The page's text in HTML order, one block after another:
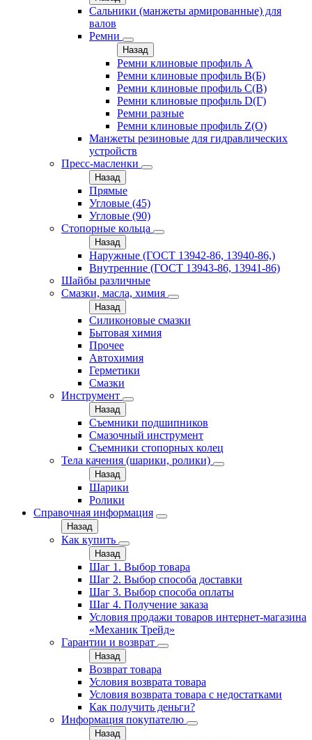
Сальники (манжеты армированные) для
валов
Ремни
Назад
Ремни клиновые профиль A
Ремни клиновые профиль B(Б)
Ремни клиновые профиль C(В)
Ремни клиновые профиль D(Г)
Ремни разные
Ремни клиновые профиль Z(О)
Манжеты резиновые для гидравлических
устройств
Пресс-масленки
Назад
Прямые
Угловые (45)
Угловые (90)
Стопорные кольца
Назад
Наружные (ГОСТ 13942-86, 13940-86,)
Внутренние (ГОСТ 13943-86, 13941-86)
Шайбы различные
Смазки, масла, химия
Назад
Силиконовые смазки
Бытовая химия
Прочее
Автохимия
Герметики
Смазки
Инструмент
Назад
Съемники подшипников
Смазочный инструмент
Съемники стопорных колец
Тела качения (шарики, ролики)
Назад
Шарики
Ролики
Справочная информация
Назад
Как купить
Назад
Шаг 1. Выбор товара
Шаг 2. Выбор способа доставки
Шаг 3. Выбор способа оплаты
Шаг 4. Получение заказа
Условия продажи товаров интернет-магазина
«Механик Трейд»
Гарантии и возврат
Назад
Возврат товара
Условия возврата товара
Условия возврата товара с недостатками
Как получить деньги?
Информация покупателю
Назад